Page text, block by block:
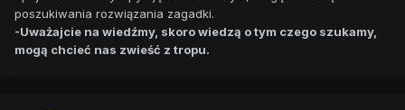
poszukiwania rozwiązania zagadki.
-Uważajcie na wiedźmy, skoro wiedzą o tym czego szukamy,
mogą chcieć nas zwieść z tropu.